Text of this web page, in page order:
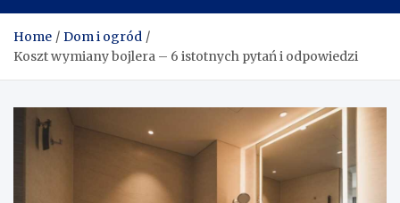
Home
Dom i ogród
Koszt wymiany bojlera – 6 istotnych pytań i odpowiedzi